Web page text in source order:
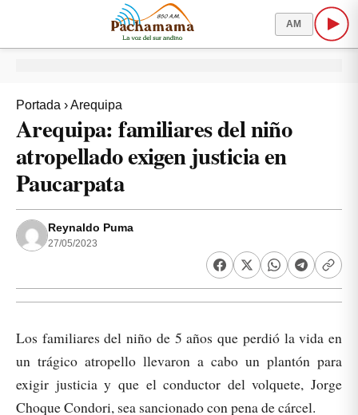
AM
Portada ›Arequipa
Arequipa: familiares del niño
atropellado exigen justicia en
Paucarpata
Reynaldo Puma
27/05/2023
Los familiares del niño de 5 años que perdió la vida en
un trágico atropello llevaron a cabo un plantón para
exigir justicia y que el conductor del volquete, Jorge
Choque Condori, sea sancionado con pena de cárcel.